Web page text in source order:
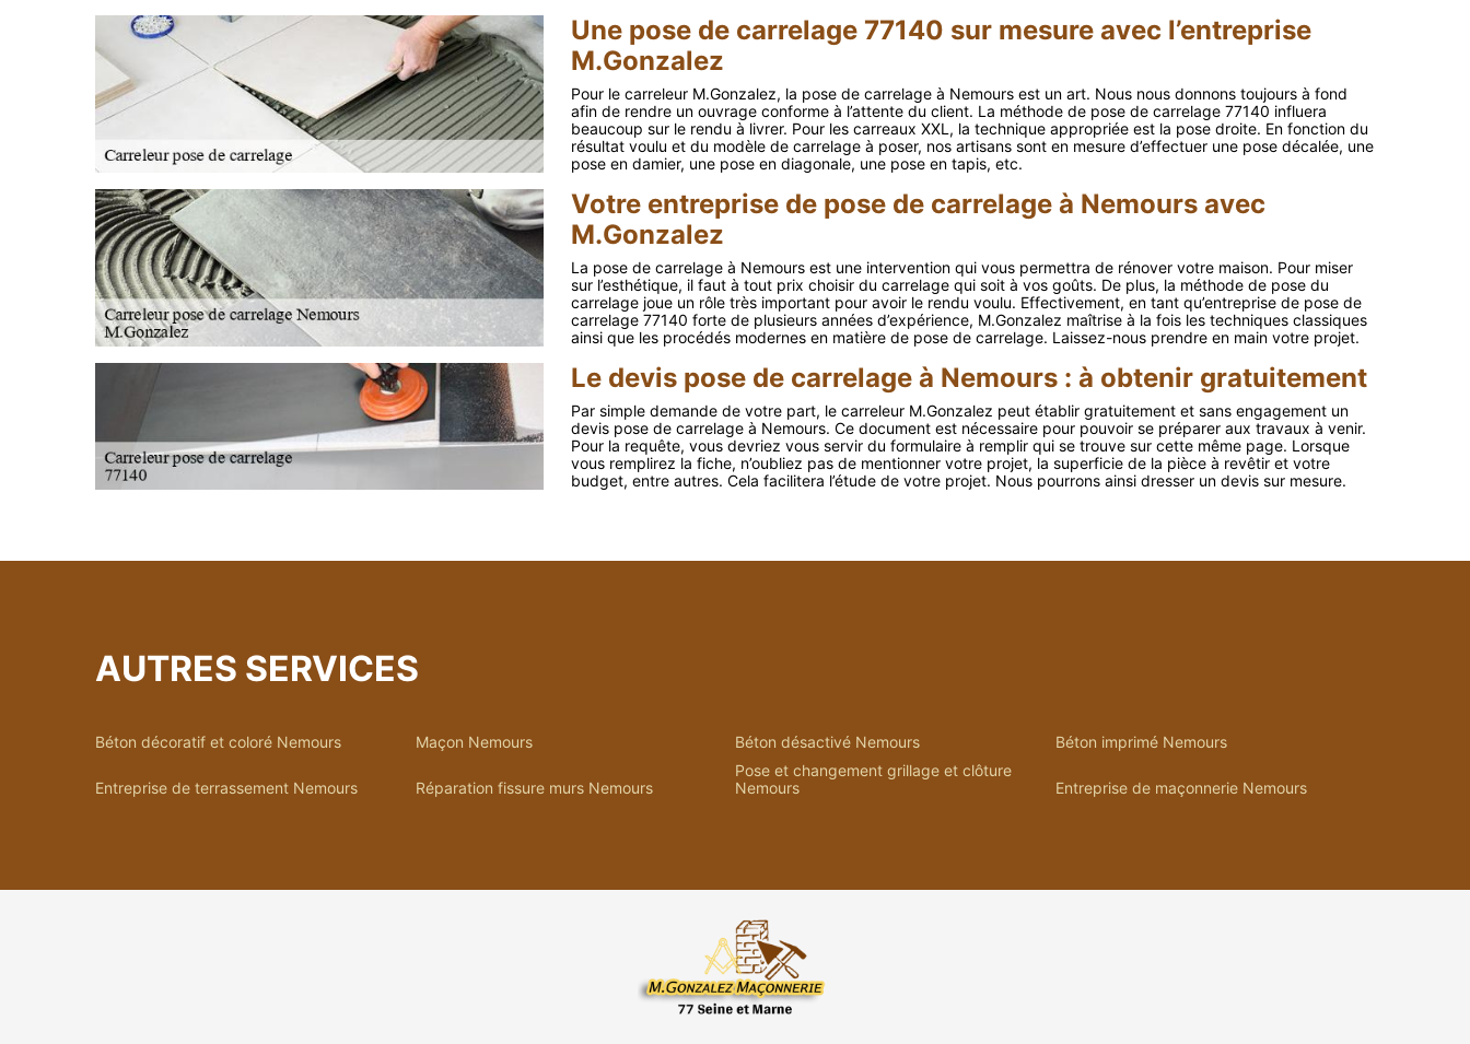
Une pose de carrelage 77140 sur mesure avec l’entreprise
M.Gonzalez
Pour le carreleur M.Gonzalez, la pose de carrelage à Nemours est un art. Nous nous donnons toujours à fond
afin de rendre un ouvrage conforme à l’attente du client. La méthode de pose de carrelage 77140 influera
beaucoup sur le rendu à livrer. Pour les carreaux XXL, la technique appropriée est la pose droite. En fonction du
résultat voulu et du modèle de carrelage à poser, nos artisans sont en mesure d’effectuer une pose décalée, une
pose en damier, une pose en diagonale, une pose en tapis, etc.
Votre entreprise de pose de carrelage à Nemours avec
M.Gonzalez
La pose de carrelage à Nemours est une intervention qui vous permettra de rénover votre maison. Pour miser
sur l’esthétique, il faut à tout prix choisir du carrelage qui soit à vos goûts. De plus, la méthode de pose du
carrelage joue un rôle très important pour avoir le rendu voulu. Effectivement, en tant qu’entreprise de pose de
carrelage 77140 forte de plusieurs années d’expérience, M.Gonzalez maîtrise à la fois les techniques classiques
ainsi que les procédés modernes en matière de pose de carrelage. Laissez-nous prendre en main votre projet.
Le devis pose de carrelage à Nemours : à obtenir gratuitement
Par simple demande de votre part, le carreleur M.Gonzalez peut établir gratuitement et sans engagement un
devis pose de carrelage à Nemours. Ce document est nécessaire pour pouvoir se préparer aux travaux à venir.
Pour la requête, vous devriez vous servir du formulaire à remplir qui se trouve sur cette même page. Lorsque
vous remplirez la fiche, n’oubliez pas de mentionner votre projet, la superficie de la pièce à revêtir et votre
budget, entre autres. Cela facilitera l’étude de votre projet. Nous pourrons ainsi dresser un devis sur mesure.
AUTRES SERVICES
Béton décoratif et coloré Nemours Maçon Nemours Béton désactivé Nemours Béton imprimé Nemours
Entreprise de terrassement Nemours Réparation fissure murs Nemours
Pose et changement grillage et clôture
Nemours
Entreprise de maçonnerie Nemours